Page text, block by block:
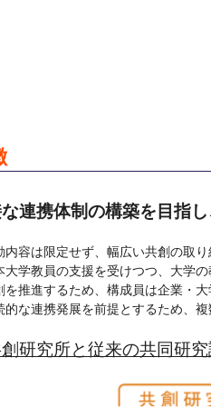
連携体制の構築を目指
内容は限定せず、幅広い共創の取
大学教員の支援を受けつつ、大学
を推進するため、構成員は企業・
的な連携発展を前提とするため、
研究所と従来の共同研